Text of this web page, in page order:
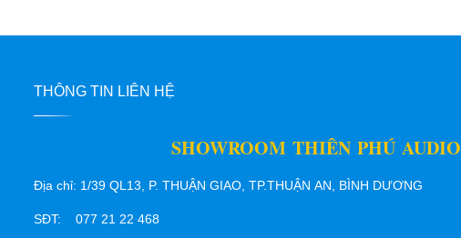
THÔNG TIN LIÊN HỆ
SHOWROOM THIÊN PHÚ AUDIO
Địa chỉ: 1/39 QL13, P. THUẬN GIAO, TP.THUẬN AN, BÌNH DƯƠNG
SĐT: 077 21 22 468